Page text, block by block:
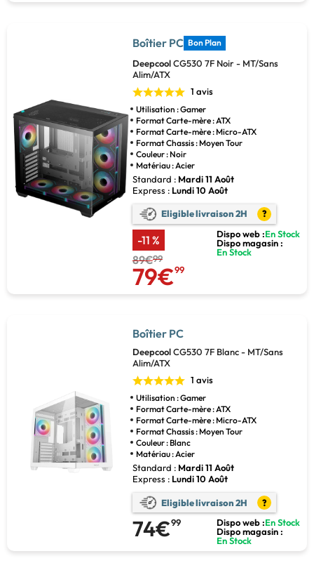
Boîtier PC Bon Plan
DeepcoolCG530 7F Noir - MT/Sans
Alim/ATX
1 avis
Utilisation : Gamer
Format Carte-mère : ATX
Format Carte-mère : Micro-ATX
Format Chassis : Moyen Tour
Couleur : Noir
Matériau : Acier
Standard : Mardi 11 Août
Express : Lundi 10 Août
Eligible livraison 2H ?
-11 %
89€99
79€99
Dispo web :En Stock
Dispo magasin :
En Stock
Boîtier PC
DeepcoolCG530 7F Blanc - MT/Sans
Alim/ATX
1 avis
Utilisation : Gamer
Format Carte-mère : ATX
Format Carte-mère : Micro-ATX
Format Chassis : Moyen Tour
Couleur : Blanc
Matériau : Acier
Standard : Mardi 11 Août
Express : Lundi 10 Août
Eligible livraison 2H ?
74€99 Dispo web :En Stock
Dispo magasin :
En Stock